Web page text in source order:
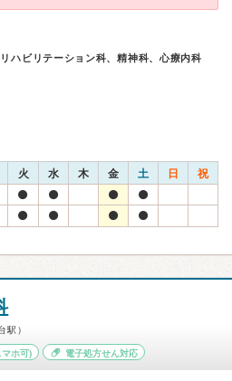
ハビリテーション科、精神科、心療内科
火 水 木 金 土 日 祝
駅）
ホ可) 電子処方せん対応